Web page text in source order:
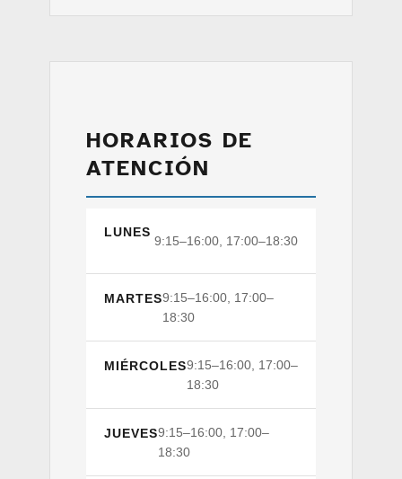
HORARIOS DE
ATENCIÓN
LUNES
9:15–16:00, 17:00–18:30
MARTES9:15–16:00, 17:00–
18:30
MIÉRCOLES9:15–16:00, 17:00–
18:30
JUEVES9:15–16:00, 17:00–
18:30